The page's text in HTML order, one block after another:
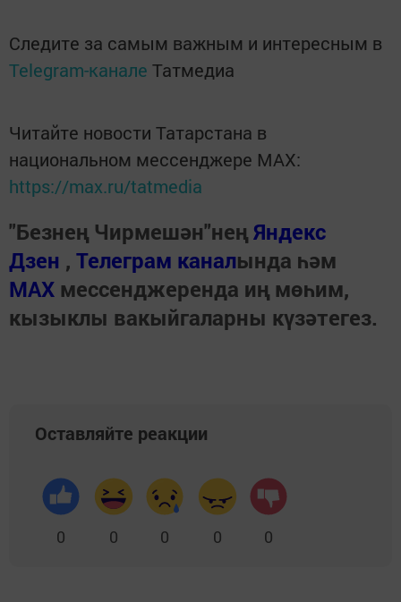
Следите за самым важным и интересным в
Telegram-канале Татмедиа
Читайте новости Татарстана в
национальном мессенджере MАХ:
https://max.ru/tatmedia
"Безнең Чирмешән"неңЯндекс
Дзен , Телеграм каналында һәм
МАХ мессенджеренда иң мөһим,
кызыклы вакыйгаларны күзәтегез.
Оставляйте реакции
0 0 0 0 0